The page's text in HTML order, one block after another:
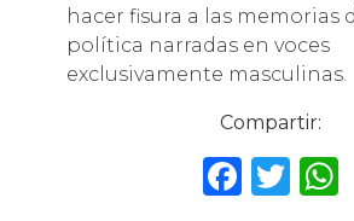
hacer fisura a las memorias
política narradas en voces
exclusivamente masculinas.
Compartir:
F T